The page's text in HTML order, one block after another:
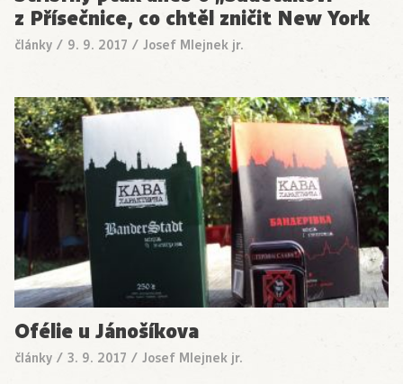
z Přísečnice, co chtěl zničit New York
články / 9. 9. 2017 / Josef Mlejnek jr.
Ofélie u Jánošíkova
články / 3. 9. 2017 / Josef Mlejnek jr.